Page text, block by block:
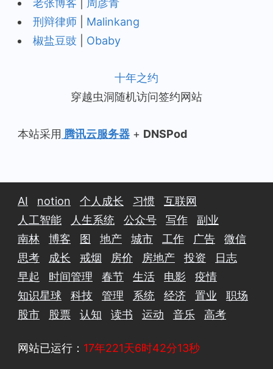
老张博客
周彦青
刑辩律师
Malinkang
椒盐豆豉
Obaby
十年之约
穿越虫洞随机访问签约网站
本站采用 腾讯云服务器 + DNSPod
AI notion 个人成长 习惯
互联网
人工智能
人生系统 公众号 写作
副业
南林
博客 图 地产 城市 工作 广告
微信
思考
成长 戒烟 房价 房地产 投资
日志
早起
时间管理 春节 生活 电影
疫情
知识星球
科技 管理 系统 经济 置业
职场
股市
股票 认知 读书 运动 音乐 高考
网站已运行： 17年221天6时42分14秒